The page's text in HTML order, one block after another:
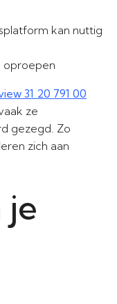
kan nuttig
oproepen
31 20 791 00
ze
gezegd. Zo
zich aan
je